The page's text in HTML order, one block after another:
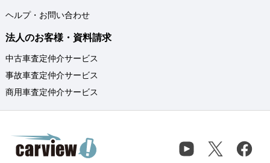
ヘルプ・お問い合わせ
法人のお客様・資料請求
中古車査定仲介サービス
事故車査定仲介サービス
商用車査定仲介サービス